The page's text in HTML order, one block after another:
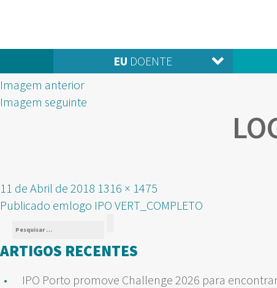
EU DOENTE
Imagem anterior
Imagem seguinte
Publicado
em
11 de Abril de 2018 Tamanho
real
1316 × 1475
NAVEGAÇÃO
DE
ARTIGOS
Publicado emlogo IPO VERT_COMPLETO
Pesquisar
por:
ARTIGOS RECENTES
IPO Porto promove Challenge 2026 para